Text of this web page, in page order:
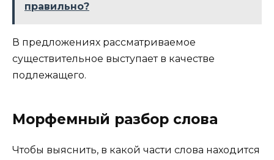
правильно?
В предложениях рассматриваемое
существительное выступает в качестве
подлежащего.
Морфемный разбор слова
Чтобы выяснить, в какой части слова находится